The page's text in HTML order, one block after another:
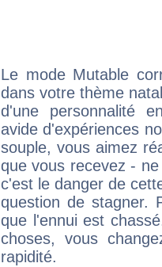
Le mode Mutable
dans votre thème
d'une personnalité
avide d'expériences
souple, vous aimez
que vous recevez -
c'est le danger de
question de stagner.
que l'ennui est
choses, vous
rapidité.